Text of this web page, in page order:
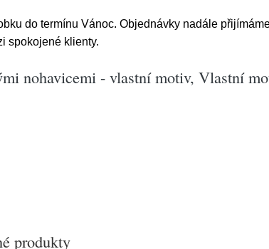
do termínu Vánoc. Objednávky nadále
spokojené klienty.
nohavicemi - vlastní motiv, Vlastní
produkty